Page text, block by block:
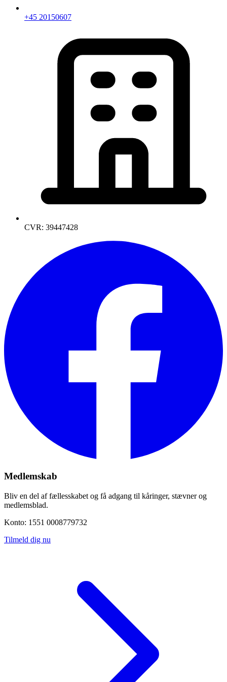
+45 20150607
CVR: 39447428
Medlemskab
Bliv en del af fællesskabet og få adgang til kåringer, stævner og
medlemsblad.
Konto: 1551 0008779732
Tilmeld dig nu